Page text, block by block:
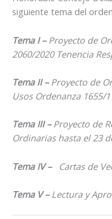
siguiente tema del
Tema I –Proyecto de
2060/2020 Tenencia
Tema II –Proyecto de
Usos Ordenanza 1655/
Tema III –Proyecto de
Ordinarias hasta el 23
Tema IV – Cartas de
Tema V –Lectura y